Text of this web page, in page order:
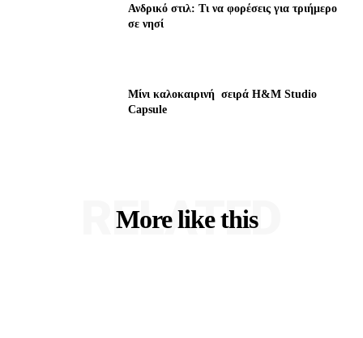
Ανδρικό στιλ: Τι να φορέσεις για τριήμερο
σε νησί
Μίνι καλοκαιρινή σειρά H&M Studio
Capsule
More like this
RELATED